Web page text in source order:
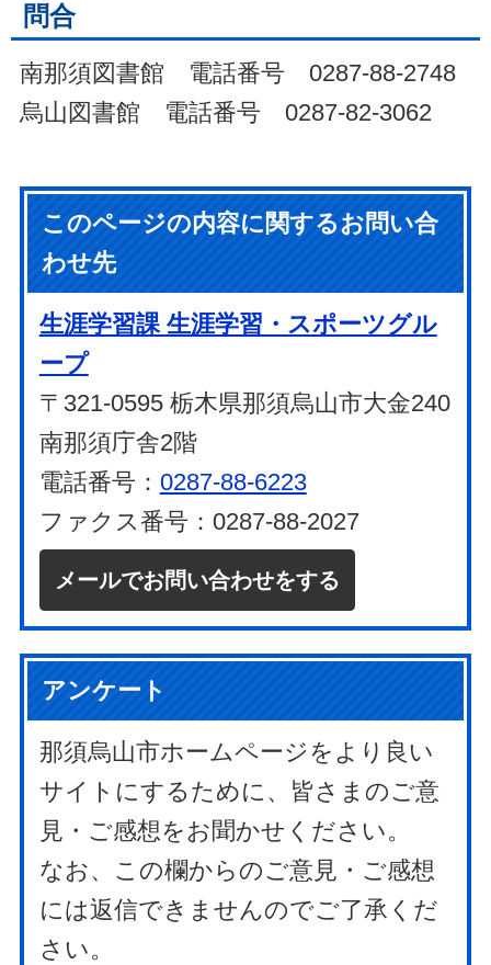
問合
南那須図書館 電話番号 0287-88-2748
烏山図書館 電話番号 0287-82-3062
このページの内容に関するお問い合
わせ先
生涯学習課 生涯学習・スポーツグル
ープ
〒321-0595 栃木県那須烏山市大金240
南那須庁舎2階
電話番号： 0287-88-6223
ファクス番号：0287-88-2027
メールでお問い合わせをする
アンケート
那須烏山市ホームページをより良い
サイトにするために、皆さまのご意
見・ご感想をお聞かせください。
なお、この欄からのご意見・ご感想
には返信できませんのでご了承くだ
さい。